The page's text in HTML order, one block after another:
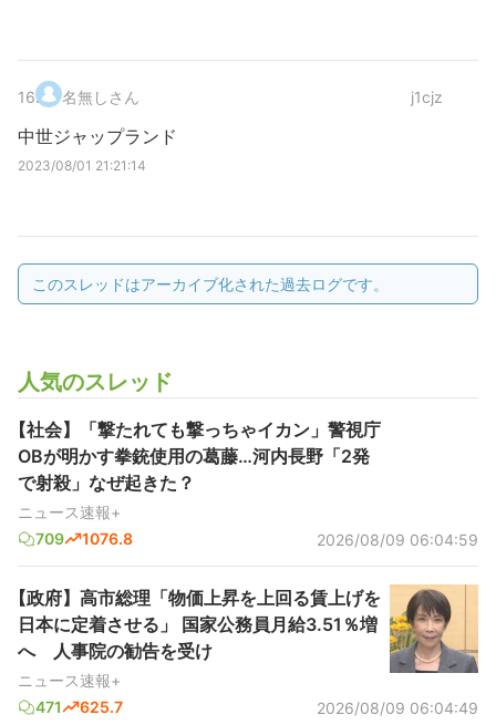
16. 名無しさん j1cjz
中世ジャップランド
2023/08/01 21:21:14
このスレッドはアーカイブ化された過去ログです。
人気のスレッド
【社会】「撃たれても撃っちゃイカン」警視庁
OBが明かす拳銃使用の葛藤…河内長野「2発
で射殺」なぜ起きた？
ニュース速報+
709
1076.8 2026/08/09 06:04:59
【政府】高市総理「物価上昇を上回る賃上げを
日本に定着させる」 国家公務員月給3.51％増
へ 人事院の勧告を受け
ニュース速報+
471
625.7 2026/08/09 06:04:49